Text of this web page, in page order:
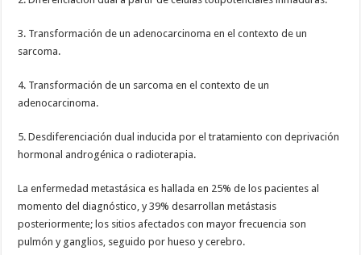
3. Transformación de un adenocarcinoma en el contexto de un
sarcoma.
4. Transformación de un sarcoma en el contexto de un
adenocarcinoma.
5. Desdiferenciación dual inducida por el tratamiento con deprivación
hormonal androgénica o radioterapia.
La enfermedad metastásica es hallada en 25% de los pacientes al
momento del diagnóstico, y 39% desarrollan metástasis
posteriormente; los sitios afectados con mayor frecuencia son
pulmón y ganglios, seguido por hueso y cerebro.